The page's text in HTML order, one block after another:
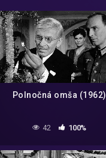
Polnočná omša (1962)
42 100%